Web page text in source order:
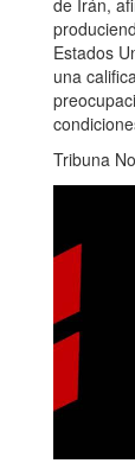
de Irán,
Estados
una
Tribuna